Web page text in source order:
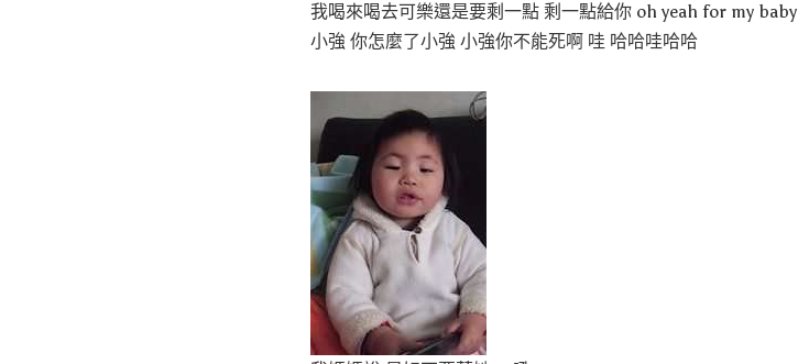
我喝來喝去可樂還是要剩一點 剩一點給你 oh yeah for my baby
小強 你怎麼了小強 小強你不能死啊 哇 哈哈哇哈哈